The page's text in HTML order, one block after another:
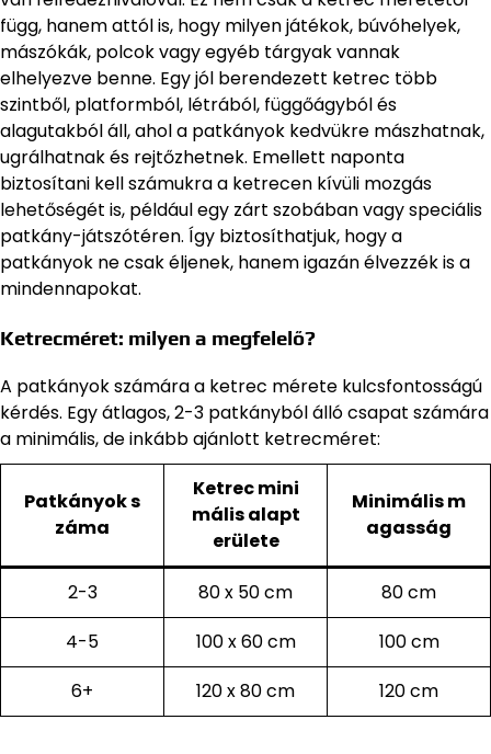
függ, hanem attól is, hogy milyen játékok, búvóhelyek,
mászókák, polcok vagy egyéb tárgyak vannak
elhelyezve benne. Egy jól berendezett ketrec több
szintből, platformból, létrából, függőágyból és
alagutakból áll, ahol a patkányok kedvükre mászhatnak,
ugrálhatnak és rejtőzhetnek. Emellett naponta
biztosítani kell számukra a ketrecen kívüli mozgás
lehetőségét is, például egy zárt szobában vagy speciális
patkány-játszótéren. Így biztosíthatjuk, hogy a
patkányok ne csak éljenek, hanem igazán élvezzék is a
mindennapokat.
Ketrecméret: milyen a megfelelő?
A patkányok számára a ketrec mérete kulcsfontosságú
kérdés. Egy átlagos, 2-3 patkányból álló csapat számára
a minimális, de inkább ajánlott ketrecméret:
Patkányok s
záma
Ketrec mini
mális alapt
erülete
Minimális m
agasság
2-3 80 x 50 cm
80 cm
4-5
100 x 60 cm
100 cm
6+
120 x 80 cm 120 cm